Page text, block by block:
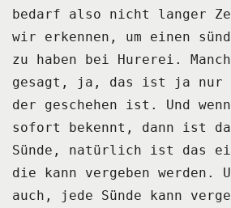
bedarf also nicht langer
wir erkennen, um einen
zu haben bei Hurerei.
gesagt, ja, das ist ja
der geschehen ist.
Und
sofort bekennt, dann ist
Sünde, natürlich ist das
die kann vergeben werden.
auch, jede Sünde kann